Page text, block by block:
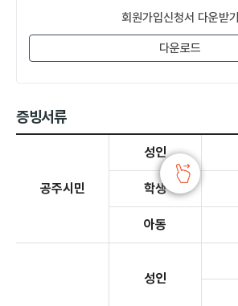
회원가입신청서 다운받기
다운로드
증빙서류
증빙서류 - 공주시민, 공주시 외 거주자에 대한 정보 제공
공주시민
성인
학생
아동
성인